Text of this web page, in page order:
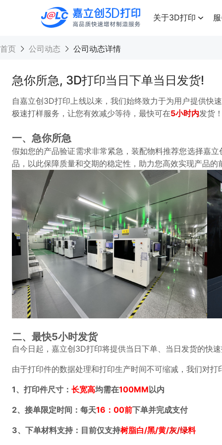
高品质快速增材制造服务
关于3D打印
首页 公司动态 公司动态详情
急你所急, 3D打印当日下单当日发货!
自嘉立创3D打印上线以来，我们始终致力于为用户提供快
极速打样服务，让您有效减少等待，最快可在5小时内发货
一、急你所急
假如您的产品验证需求非常紧急，装配物料推荐您选择嘉
品，以此保障质量和交期的稳定性，助力您高效实现产品的
二、最快5小时发货
自今日起，嘉立创3D打印将提供当日下单、当日发货的快
由于打印件的数据处理和打印生产时间不可缩减，我们对
1、打印件尺寸： 长宽高均需在100MM以内
2、接单限定时间：每天16：00前下单并完成支付
3、下单材料支持：目前仅支持树脂白/黑/黄/灰/绿料